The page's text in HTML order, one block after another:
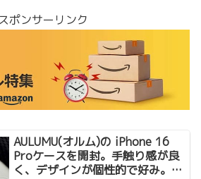
ポンサーリンク
AULUMU(オルム)の iPhone 16
Proケースを開封。手触り感が良
く、デザインが個性的で好み。ロ